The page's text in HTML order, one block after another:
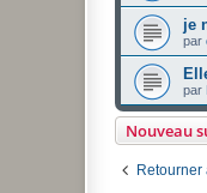
je
par
par
Nouveau
Retourner